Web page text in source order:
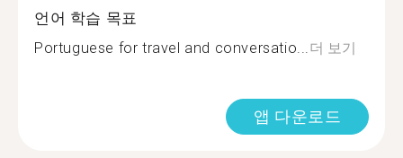
언어 학습 목표
Portuguese for travel and conversatio...더 보기
앱 다운로드